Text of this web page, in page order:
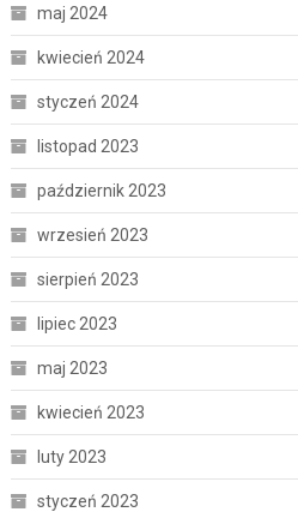
maj 2024
kwiecień 2024
styczeń 2024
listopad 2023
październik 2023
wrzesień 2023
sierpień 2023
lipiec 2023
maj 2023
kwiecień 2023
luty 2023
styczeń 2023